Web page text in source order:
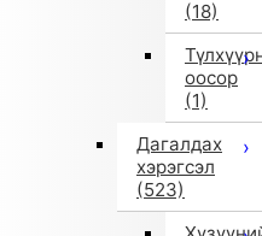
(18)
оосор
(1)
Дагалдах
хэрэгсэл
(523)